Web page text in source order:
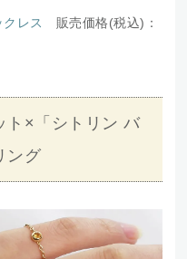
クレス
販売価格(税込)：
ト×「シトリン バ
ング